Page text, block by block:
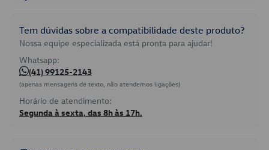
Tem dúvidas sobre a compatibilidade deste produto?
Nossa equipe especializada está pronta para ajudar!
Whatsapp:
(41) 99125-2143
(apenas mensagens de texto, não atendemos ligações)
Horário de atendimento:
Segunda à sexta, das 8h às 17h.